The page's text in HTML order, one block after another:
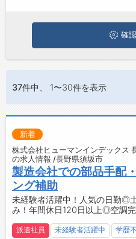
お問い合わせ
よくあるご質問
確
37件中、 1〜30件を表示
新着
株式会社ヒューマンインデックス
の求人情報 /長野県須坂市
製造会社での部品手配
ング補助
未経験者活躍中！人気の日勤◎
み！年間休日120日以上◎空調
派遣社員 未経験者活躍中 学歴